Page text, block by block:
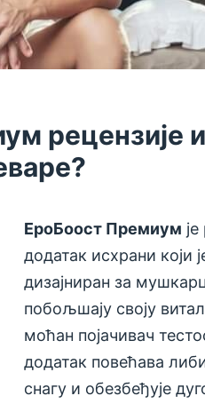
рецензије
ЕроБоост Премиум
додатак исхрани који
дизајниран за
побољшају своју
моћан појачивач
додатак повећава
снагу и обезбеђује